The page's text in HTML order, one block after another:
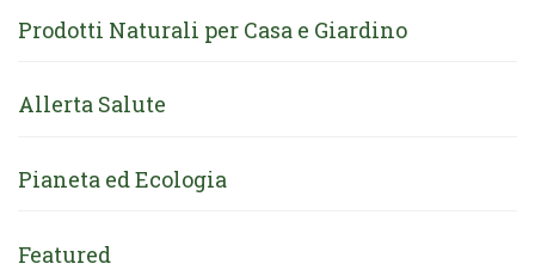
Prodotti Naturali per Casa e Giardino
Allerta Salute
Pianeta ed Ecologia
Featured